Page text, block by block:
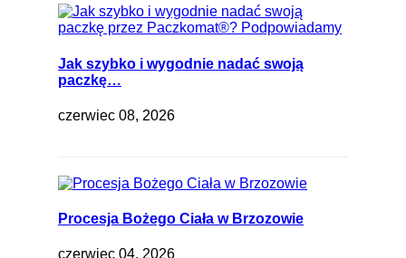
Jak szybko i wygodnie nadać swoją
paczkę…
czerwiec 08, 2026
Procesja Bożego Ciała w Brzozowie
czerwiec 04, 2026